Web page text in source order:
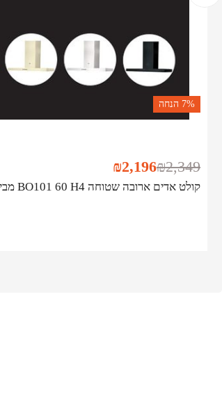
7% הנחה
קולט אדים ארובה שטוחה BO101 60 H4 מבית Bompani
₪2,349
₪2,196